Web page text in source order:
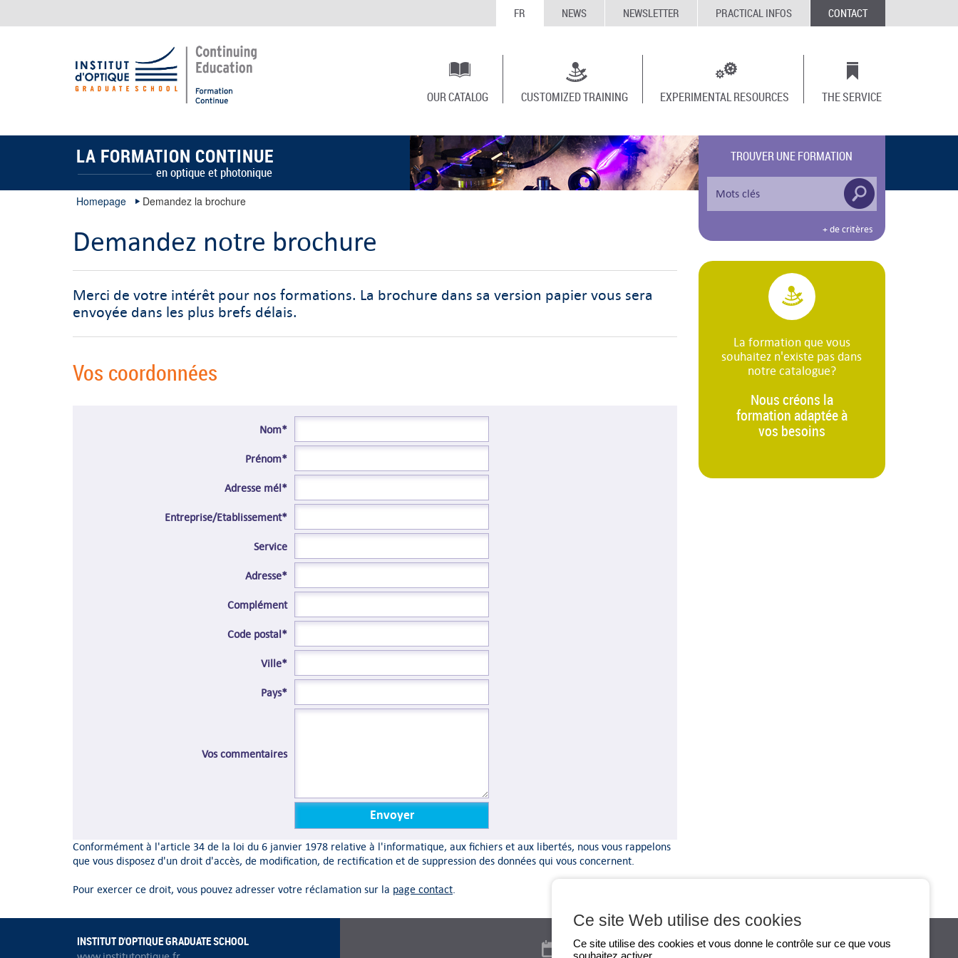
FR NEWS NEWSLETTER PRACTICAL INFOS CONTACT
OUR CATALOG CUSTOMIZED TRAINING EXPERIMENTAL RESOURCES THE SERVICE
LA FORMATION CONTINUE
en optique et photonique
Homepage Demandez la brochure
Demandez notre brochure
Merci de votre intérêt pour nos formations. La brochure dans sa version papier vous sera
envoyée dans les plus brefs délais.
Vos coordonnées
Nom*
Prénom*
Adresse mél*
Entreprise/Etablissement*
Service
Adresse*
Complément
Code postal*
Ville*
Pays*
Vos commentaires
Conformément à l'article 34 de la loi du 6 janvier 1978 relative à l'informatique, aux fichiers et aux libertés, nous vous rappelons
que vous disposez d'un droit d'accès, de modification, de rectification et de suppression des données qui vous concernent.
Pour exercer ce droit, vous pouvez adresser votre réclamation sur la page contact
TROUVER UNE FORMATION
+ de critères
La formation que vous
souhaitez n'existe pas dans
notre catalogue?
Nous créons la
formation adaptée à
vos besoins
INSTITUT D'OPTIQUE GRADUATE SCHOOL
Ce site Web utilise des cookies
Ce site utilise des cookies et vous donne le contrôle sur ce que vous
souhaitez activer.